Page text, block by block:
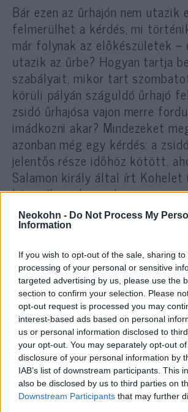
Neokohn - Do Not Process My
Information
If you wish to opt-out of the sale, sharing
processing of your personal or sensitive
targeted advertising by us, please use the
section to confirm your selection. Please
opt-out request is processed you may
interest-based ads based on personal
us or personal information disclosed to
your opt-out. You may separately opt-out
disclosure of your personal information by
IAB’s list of downstream participants. This
also be disclosed by us to third parties on
Downstream Participants that may further
Bár ezen az űrhajón nem utazik
felmerülhet a kérdés, mi
már folynak az előkészületek –
utazik az űrbe? Hogyan tartja
szabályait, mikor tart
körüli pályán száguldó űrhajó
zsidó űrhajósa vajon merre
imádkozni akar? Mindezeket
azonban még egy kérdés: a
jelentős része időhöz kötött,
Salamon király által írt Kohelet
könyvében olvassuk:
ideje van minden
alatt. Ideje van a
ideje a meghalásnak;
ültetésnek és ideje az
kiszakításának…
A zsido.com teljes cikke itt